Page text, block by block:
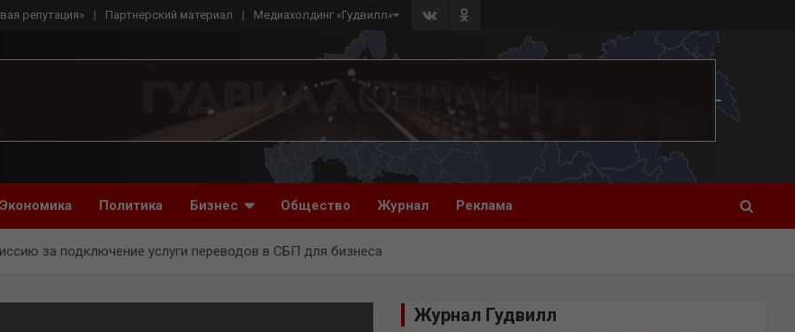
репутация» Партнерский материал Медиахолдинг «Гудвилл»
Экономика Политика Бизнес Общество Журнал Реклама
за подключение услуги переводов в СБП для бизнеса
Журнал Гудвилл